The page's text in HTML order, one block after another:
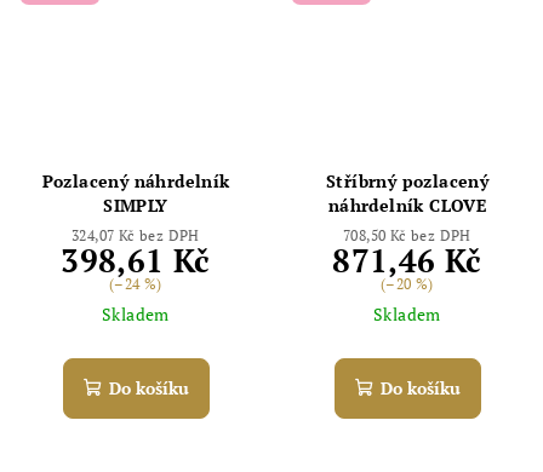
Pozlacený náhrdelník
SIMPLY
324,07 Kč bez DPH
398,61 Kč
(–24 %)
Skladem
Do košíku
Stříbrný pozlacený
náhrdelník CLOVE
708,50 Kč bez DPH
871,46 Kč
(–20 %)
Skladem
Do košíku